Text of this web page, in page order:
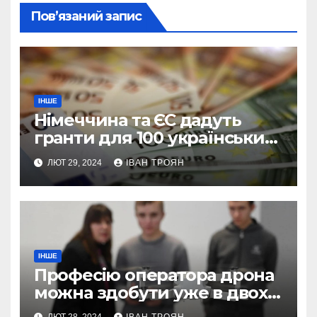
Пов’язаний запис
ІНШЕ
Німеччина та ЄС дадуть
гранти для 100 українських
підприємств
ЛЮТ 29, 2024 ІВАН ТРОЯН
ІНШЕ
Професію оператора дрона
можна здобути уже в двох
профтехах Львівщини